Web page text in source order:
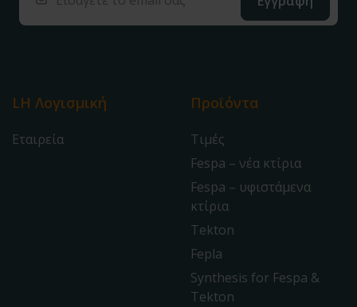
LH Λογισμική
Εταιρεία
Προϊόντα
Τιμές
Fespa – νέα κτίρια
Fespa – υφιστάμενα
κτίρια
Tekton
Fepla
Synthesis for Fespa &
Tekton